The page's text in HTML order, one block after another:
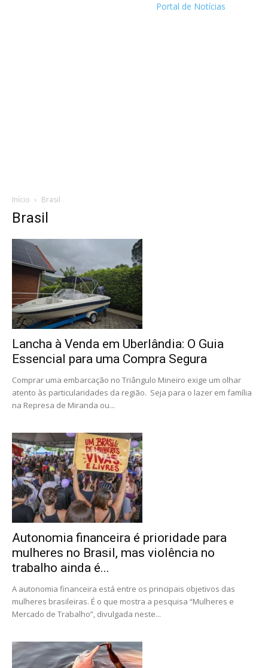
Portal de Notícias
Início Brasil
Brasil
Lancha à Venda em Uberlândia: O Guia
Essencial para uma Compra Segura
Comprar uma embarcação no Triângulo Mineiro exige um olhar
atento às particularidades da região. Seja para o lazer em família
na Represa de Miranda ou...
Autonomia financeira é prioridade para
mulheres no Brasil, mas violência no
trabalho ainda é...
A autonomia financeira está entre os principais objetivos das
mulheres brasileiras. É o que mostra a pesquisa “Mulheres e
Mercado de Trabalho”, divulgada neste...